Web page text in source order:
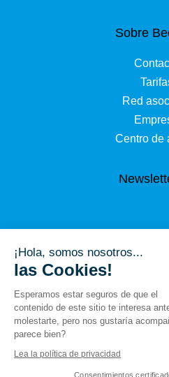
Sobre
Red
Centro de
Política de cookies (UE)
¡Hola, somos nosotros...
las Cookies!
Esperamos estar seguros de que el
contenido de este sitio te interesa
molestarte, pero nos gustaría
parece bien?
Lea la política de privacidad
Consentimientos